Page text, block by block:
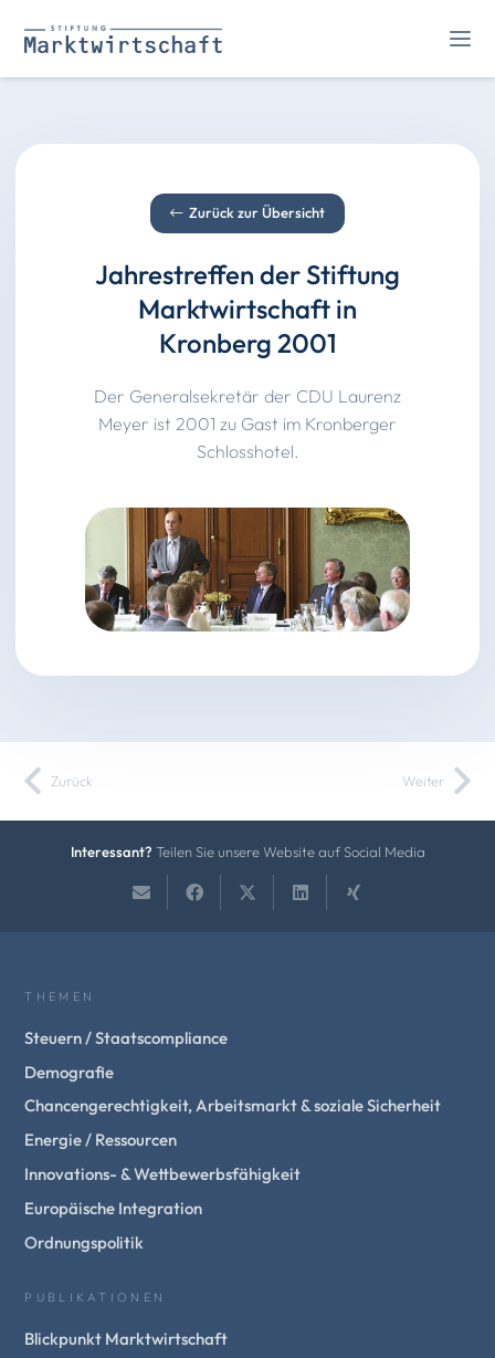
Zurück zur Übersicht
Jahrestreffen der Stiftung
Marktwirtschaft in
Kronberg 2001
Der Generalsekretär der CDU Laurenz
Meyer ist 2001 zu Gast im Kronberger
Schlosshotel.
Zurück Weiter
Interessant? Teilen Sie unsere Website auf Social Media
THEMEN
Steuern / Staatscompliance
Demografie
Chancengerechtigkeit, Arbeitsmarkt & soziale Sicherheit
Energie / Ressourcen
Innovations- & Wettbewerbsfähigkeit
Europäische Integration
Ordnungspolitik
PUBLIKATIONEN
Blickpunkt Marktwirtschaft